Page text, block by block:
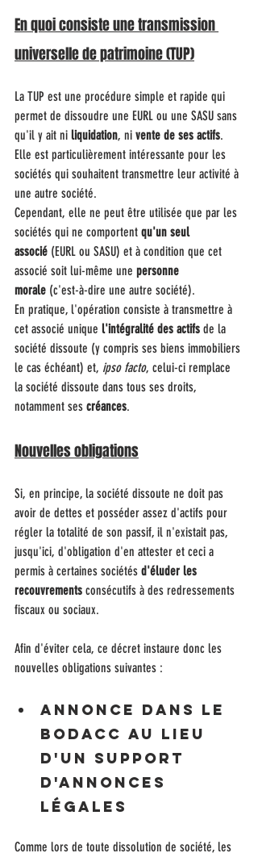
En quoi consiste une transmission
universelle de patrimoine (TUP)
La TUP est une procédure simple et rapide qui
permet de dissoudre une EURL ou une SASU sans
qu'il y ait ni liquidation, ni vente de ses actifs.
Elle est particulièrement intéressante pour les
sociétés qui souhaitent transmettre leur activité à
une autre société.
Cependant, elle ne peut être utilisée que par les
sociétés qui ne comportent qu'un seul
associé (EURL ou SASU) et à condition que cet
associé soit lui-même une personne
morale (c'est-à-dire une autre société).
En pratique, l'opération consiste à transmettre à
cet associé unique l'intégralité des actifs de la
société dissoute (y compris ses biens immobiliers
le cas échéant) et, ipso facto, celui-ci remplace
la société dissoute dans tous ses droits,
notamment ses créances.
Nouvelles obligations
Si, en principe, la société dissoute ne doit pas
avoir de dettes et posséder assez d'actifs pour
régler la totalité de son passif, il n'existait pas,
jusqu'ici, d'obligation d'en attester et ceci a
permis à certaines sociétés d'éluder les
recouvrements consécutifs à des redressements
fiscaux ou sociaux.
Afin d'éviter cela, ce décret instaure donc les
nouvelles obligations suivantes :
Annonce dans le
BODACC au lieu
d'un support
d'annonces
légales
Comme lors de toute dissolution de société, les